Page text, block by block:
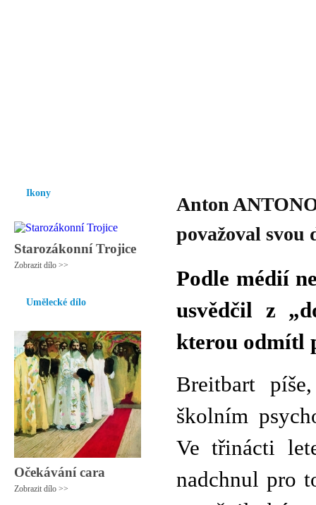
Ikony
Starozákonní Trojice
Zobrazit dílo >>
Umělecké dílo
Očekávání cara
Zobrazit dílo >>
Anton
považoval svou
Podle médií
usvědčil z
kterou odmítl
Breitbart
školním
Ve třinácti
nadchnul pro